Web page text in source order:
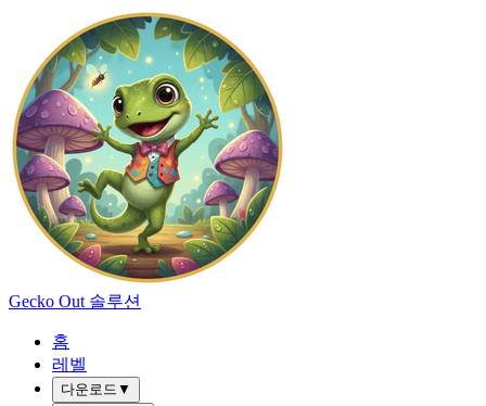
Gecko Out 솔루션
홈
레벨
다운로드 ▼